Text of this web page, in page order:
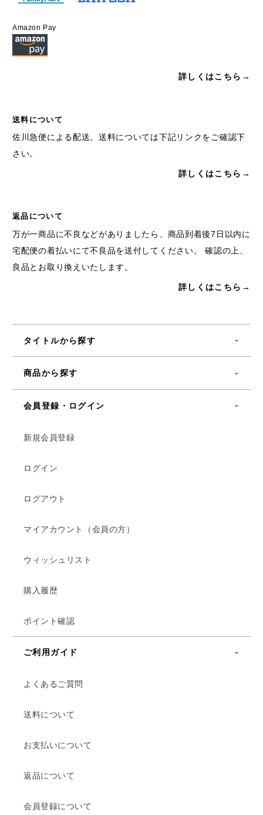
Amazon Pay
詳しくはこちら→
送料について
佐川急便による配送。送料については下記リンクをご確認下
さい。
詳しくはこちら→
返品について
万が一商品に不良などがありましたら、商品到着後7日以内に
宅配便の着払いにて不良品を送付してください。 確認の上、
良品とお取り換えいたします。
詳しくはこちら→
タイトルから探す
商品から探す
会員登録・ログイン
新規会員登録
ログイン
ログアウト
マイアカウント（会員の方）
ウィッシュリスト
購入履歴
ポイント確認
ご利用ガイド
よくあるご質問
送料について
お支払いについて
返品について
会員登録について